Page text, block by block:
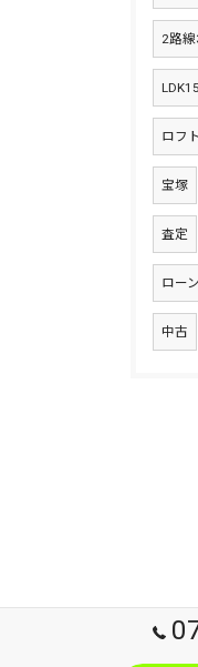
2路
ロフト
宝塚
査定
ローン
中古